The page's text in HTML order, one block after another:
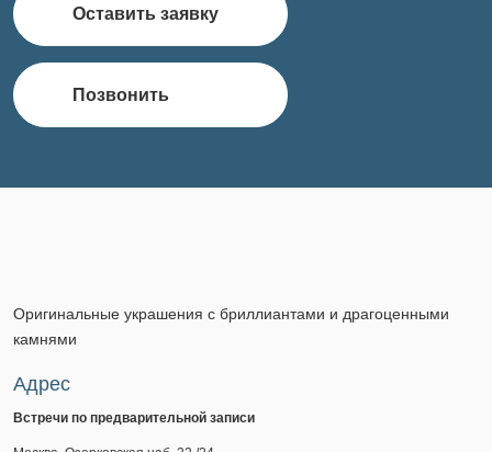
Оставить заявку
Позвонить
Оригинальные украшения с бриллиантами и драгоценными
камнями
Адрес
Встречи по предварительной записи